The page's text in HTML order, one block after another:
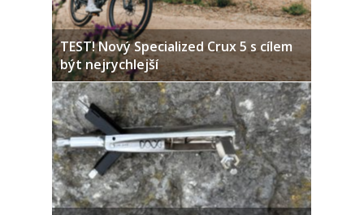
TEST! Nový Specialized Crux 5 s cílem
být nejrychlejší